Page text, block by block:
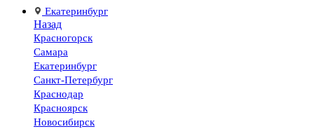
Екатеринбург
Назад
Красногорск
Самара
Екатеринбург
Санкт-Петербург
Краснодар
Красноярск
Новосибирск